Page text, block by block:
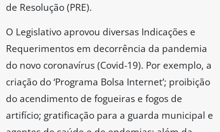
de Resolução (PRE).
O Legislativo aprovou diversas Indicações e
Requerimentos em decorrência da pandemia
do novo coronavírus (Covid-19). Por exemplo, a
criação do ‘Programa Bolsa Internet’; proibição
do acendimento de fogueiras e fogos de
artifício; gratificação para a guarda municipal e